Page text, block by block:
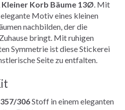
Kleiner Korb Bäume 13Ø. Mit
Motiv eines kleinen
nachbilden, der die
bringt. Mit ruhigen
Symmetrie ist diese Stickerei
Seite zu entfalten.
306Stoff in einem eleganten